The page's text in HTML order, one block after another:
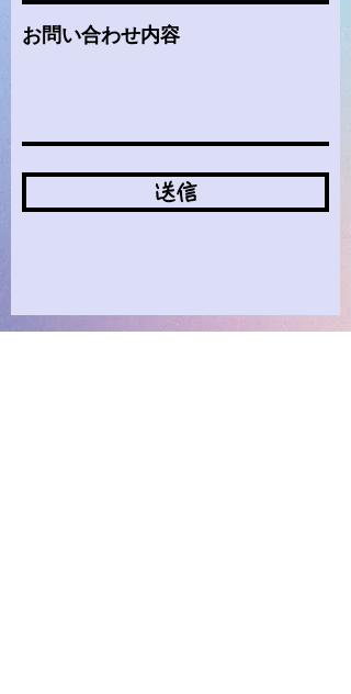
お問い合わせ内容
送信